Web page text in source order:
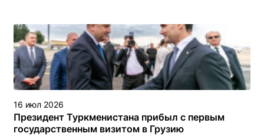
16 июл 2026
Президент Туркменистана прибыл с первым
государственным визитом в Грузию